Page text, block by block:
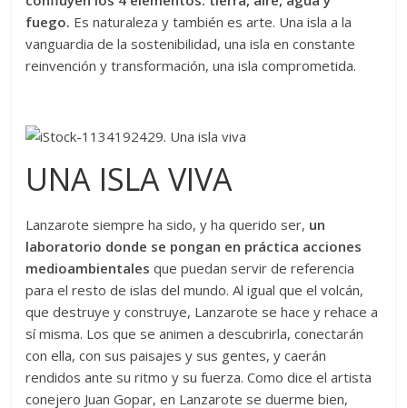
fuego. Es naturaleza y también es arte. Una isla a la
vanguardia de la sostenibilidad, una isla en constante
reinvención y transformación, una isla comprometida.
UNA ISLA VIVA
Lanzarote siempre ha sido, y ha querido ser, un
laboratorio donde se pongan en práctica acciones
medioambientales que puedan servir de referencia
para el resto de islas del mundo. Al igual que el volcán,
que destruye y construye, Lanzarote se hace y rehace a
sí misma. Los que se animen a descubrirla, conectarán
con ella, con sus paisajes y sus gentes, y caerán
rendidos ante su ritmo y su fuerza. Como dice el artista
conejero Juan Gopar, en Lanzarote se duerme bien,